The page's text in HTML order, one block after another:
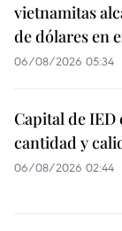
vietnamitas
de dólares en
06/08/2026 05:34
Capital de IED
cantidad y
06/08/2026 02:44